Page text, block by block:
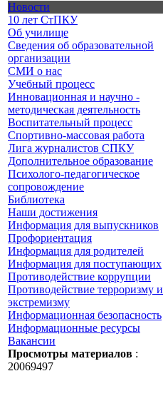
Новости
10 лет СтПКУ
Об училище
Сведения об образовательной
организации
СМИ о нас
Учебный процесс
Инновационная и научно -
методическая деятельность
Воспитательный процесс
Спортивно-массовая работа
Лига журналистов СПКУ
Дополнительное образование
Психолого-педагогическое
сопровождение
Библиотека
Наши достижения
Информация для выпускников
Профориентация
Информация для родителей
Информация для поступающих
Противодействие коррупции
Противодействие терроризму и
экстремизму
Информационная безопасность
Информационные ресурсы
Вакансии
Просмотры материалов :
20069497